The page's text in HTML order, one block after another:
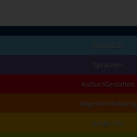
Beruf/EDV
Sprachen
Kultur/Gestalten
Allgemeinbildung
junge vhs